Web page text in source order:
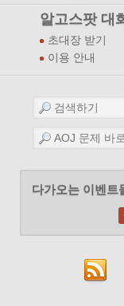
알고스팟 대
초대장 받기
이용 안내
다가오는 이벤트